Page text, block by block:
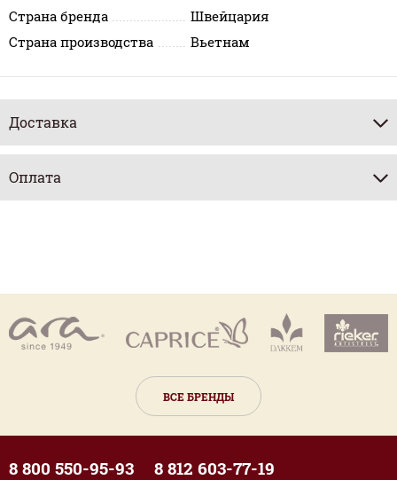
Страна бренда
Швейцария
Страна производства
Вьетнам
Доставка
Оплата
ВСЕ БРЕНДЫ
8 800 550-95-93 8 812 603-77-19